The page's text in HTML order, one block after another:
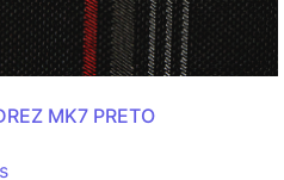
MK7 PRETO